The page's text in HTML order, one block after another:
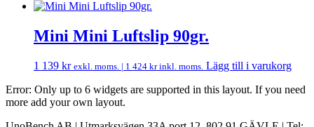
Mini Mini Luftslip 90gr.
1 139 kr exkl. moms. | 1 424 krinkl. moms. Lägg till i varukorg
Error: Only up to 6 widgets are supported in this layout. If you need
more add your own layout.